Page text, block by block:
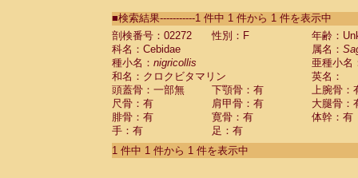
CebidaeSaguinus labiatus(0)
Cebidae Saguinus leucopus (0)
Cebidae
CebidaeSaguinus mystax
CebidaeSaguinus nigricollis (1)
Cebidae Saguinus oedipus
Cebidae Saguinus weddelli
Cebidae Saguinusspp.
Cebidae Aotus trivirgatus
Cebidae Cebus albifrons
■検索結果-----------1 件中 1 件から 1 件を表示中
剖検番号：02272
性別：F
年齢：
科名：Cebidae
属名：
種小名： nigricollis
亜種小名
和名：クロクビタマリン
英名：
頭蓋骨：一部無
下顎骨：有
上腕骨：
尺骨：有
肩甲骨：有
大腿骨：
腓骨：有
寛骨：有
体幹：有
手：有
足：有
1 件中 1 件から 1 件を表示中